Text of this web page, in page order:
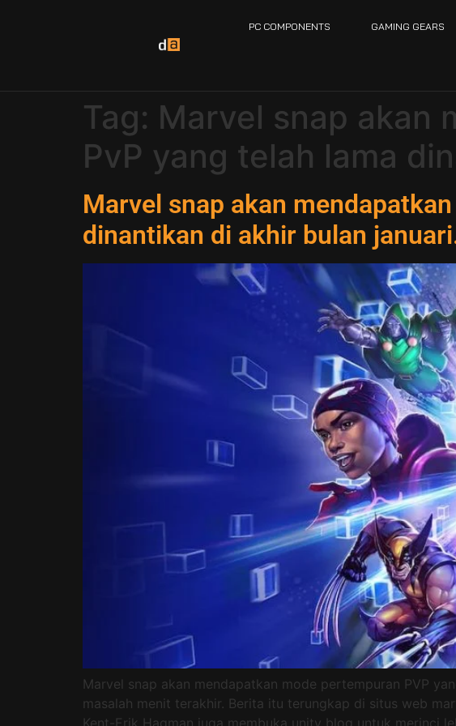
PC COMPONENTS GAMING GEARS
Tag: Marvel snap akan
PvP yang telah lama
Marvel snap akan
dinantikan di akhir bulan
Marvel snap akan mendapatkan mode pertempuran PVP
masalah menit terakhir. Berita itu terungkap di situs web
Kent-Erik Hagman juga membuka unity blog untuk merinci